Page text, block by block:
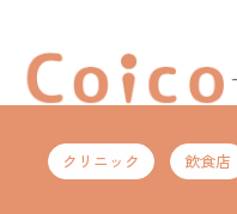
クリニック 飲食店